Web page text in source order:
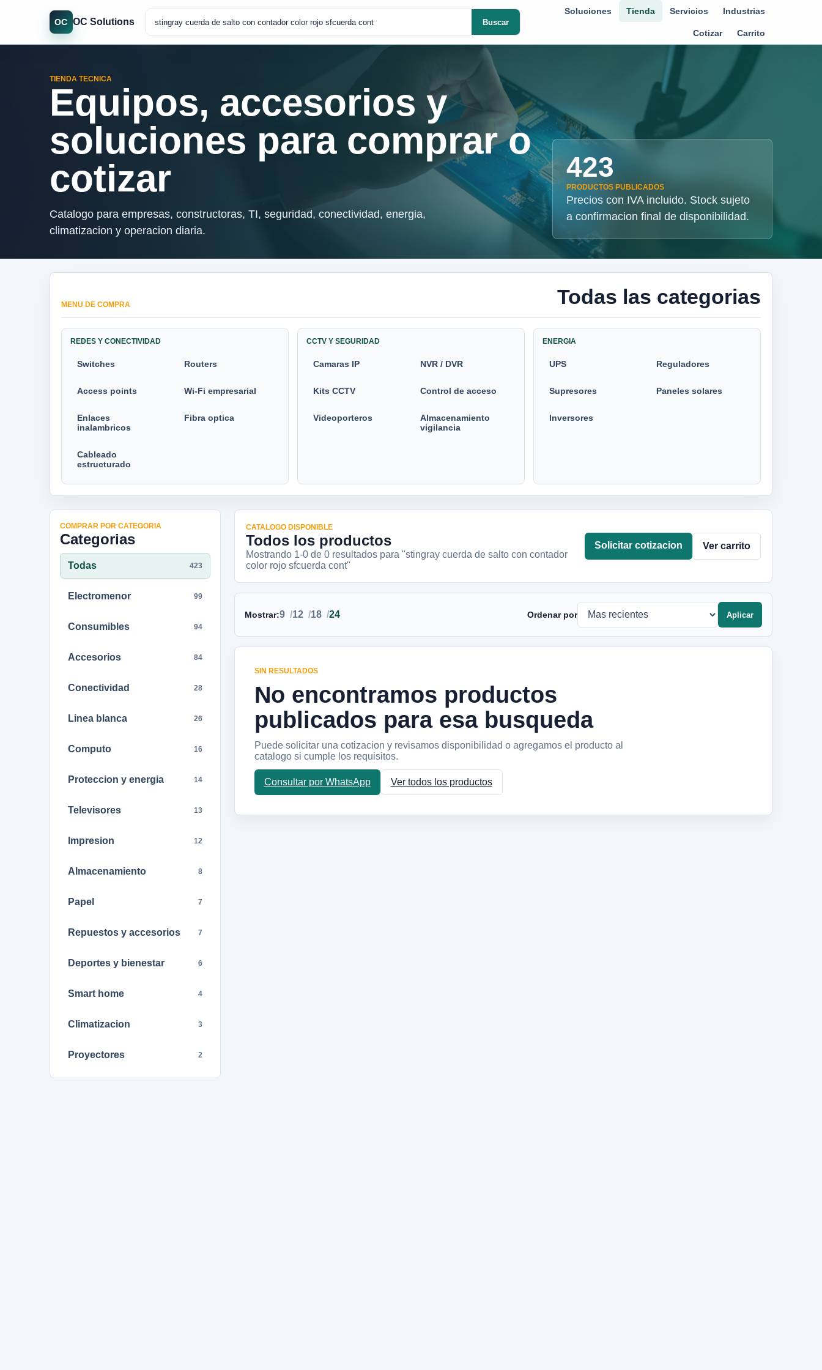
OC OC Solutions Buscar
Soluciones Tienda Servicios Industrias
Cotizar Carrito
TIENDA TECNICA
Equipos, accesorios y
soluciones para comprar o
cotizar
Catalogo para empresas, constructoras, TI, seguridad, conectividad, energia,
climatizacion y operacion diaria.
423
PRODUCTOS PUBLICADOS
Precios con IVA incluido. Stock sujeto
a confirmacion final de disponibilidad.
MENU DE COMPRA Todas las categorias
REDES Y CONECTIVIDAD
Switches Routers
Access points Wi-Fi empresarial
Enlaces
inalambricos
Fibra optica
Cableado
estructurado
CCTV Y SEGURIDAD
Camaras IP NVR / DVR
Kits CCTV Control de acceso
Videoporteros
Almacenamiento
vigilancia
ENERGIA
UPS Reguladores
Supresores Paneles solares
Inversores
COMPRAR POR CATEGORIA
Categorias
Todas 423
Electromenor 99
Consumibles 94
Accesorios 84
Conectividad 28
Linea blanca 26
Computo 16
Proteccion y energia 14
Televisores 13
Impresion 12
Almacenamiento 8
Papel 7
Repuestos y accesorios 7
Deportes y bienestar 6
Smart home 4
Climatizacion 3
Proyectores 2
CATALOGO DISPONIBLE
Todos los productos
Mostrando 1-0de 0resultadospara "stingray cuerda de salto con contador
color rojo sfcuerda cont"
Solicitar cotizacion Ver carrito
Mostrar:9 12 18 24 Ordenar por Aplicar
SIN RESULTADOS
No encontramos productos
publicados para esa busqueda
Puede solicitar una cotizacion y revisamos disponibilidad o agregamos el producto al
catalogo si cumple los requisitos.
Consultar por WhatsApp Ver todos los productos